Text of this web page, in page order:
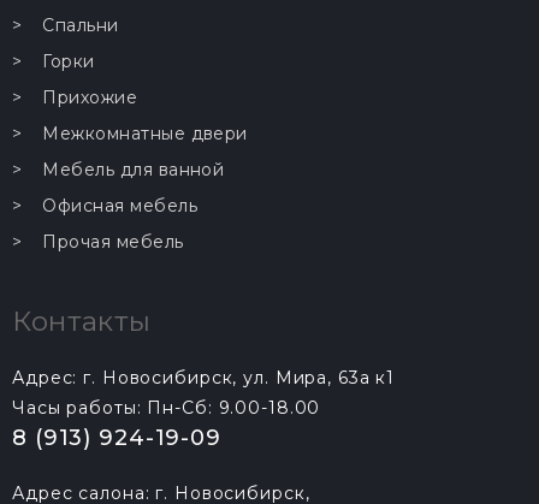
Спальни
Горки
Прихожие
Межкомнатные двери
Мебель для ванной
Офисная мебель
Прочая мебель
Контакты
Адрес: г. Новосибирск, ул. Мира, 63а к1
Часы работы: Пн-Сб: 9.00-18.00
8 (913) 924-19-09
Адрес салона: г. Новосибирск,